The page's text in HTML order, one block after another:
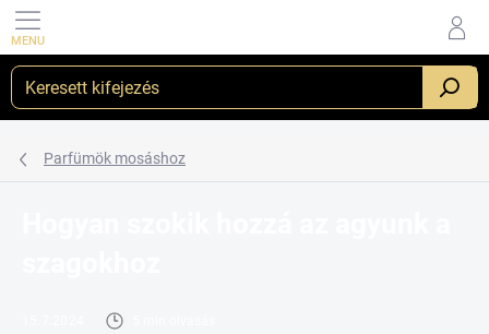
Ugrás
fő
tartalomhoz
_
Parfümök mosáshoz